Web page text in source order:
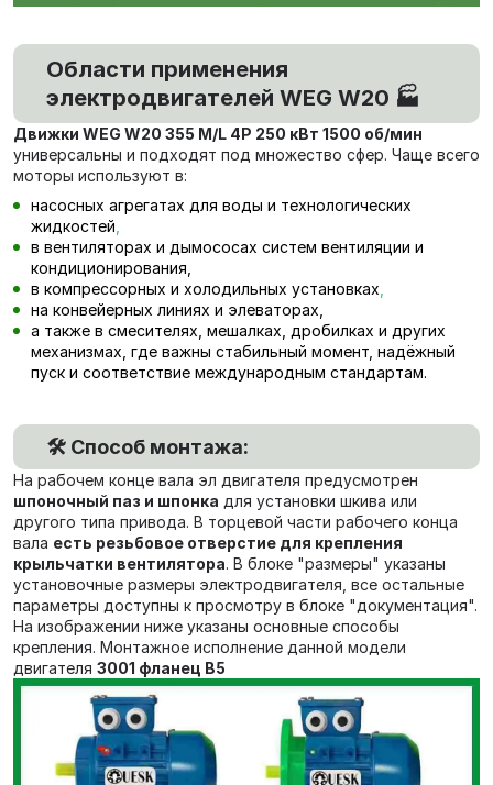
Области применения
электродвигателей WEG W20 🏭
Движки WEG W20 355 M/L 4P 250 кВт 1500 об/мин
универсальны и подходят под множество сфер. Чаще всего
моторы используют в:
насосных агрегатах для воды и технологических
жидкостей
в вентиляторах и дымососах систем вентиляции и
кондиционирования,
в компрессорных и холодильных установках
на конвейерных линиях и элеваторах,
а также в смесителях, мешалках, дробилках и других
механизмах, где важны стабильный момент, надёжный
пуск и соответствие международным стандартам.
🛠️ Способ монтажа:
На рабочем конце вала эл двигателя предусмотрен
шпоночный паз и шпонка для установки шкива или
другого типа привода. В торцевой части рабочего конца
вала есть резьбовое отверстие для крепления
крыльчатки вентилятора. В блоке "размеры" указаны
установочные размеры электродвигателя, все остальные
параметры доступны к просмотру в блоке "документация".
На изображении ниже указаны основные способы
крепления. Монтажное исполнение данной модели
двигателя 3001 фланец В5